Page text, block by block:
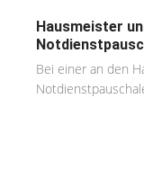
Hausmeister
Bei einer an den